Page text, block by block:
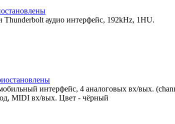
аудио интерфейс, 192kHz, 1HU.
интерфейс, 4 аналоговых вх/вых.
MIDI вх/вых. Цвет - чёрный